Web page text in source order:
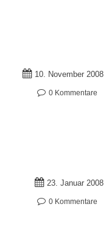
10. November 2008
0 Kommentare
23. Januar 2008
0 Kommentare